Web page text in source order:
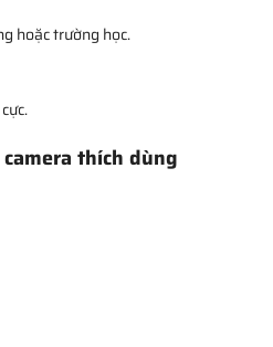
hoặc trường học.
thích dùng